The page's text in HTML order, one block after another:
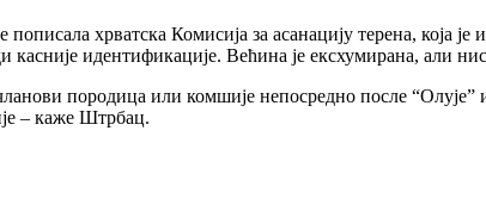
хрватска Комисија за асанацију терена, која
идентификације. Већина је ексхумирана, али
породица или комшије непосредно после “Олује”
– каже Штрбац.